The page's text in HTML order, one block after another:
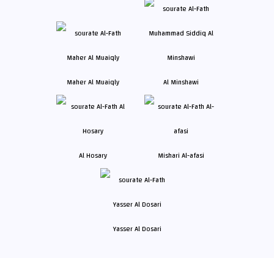
Maher Al Muaiqly Al Minshawi
Al Hosary Mishari Al-afasi
Yasser Al Dosari